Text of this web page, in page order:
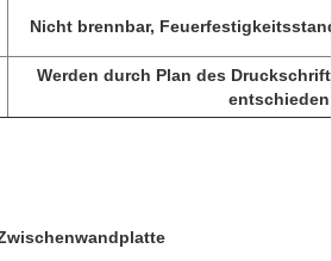
Nicht brennbar,
Werden durch Plan des
entschieden